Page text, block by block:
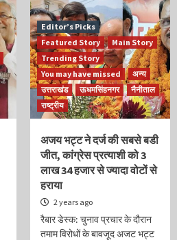
Editor’s Picks
Featured Story
Main Story
Trending Story
You may have missed
अन्य
उत्तराखंड
ऊधमसिंहनगर
नैनीताल
राष्ट्रीय
अजय भट्ट ने दर्ज की सबसे बडी
जीत, कांग्रेस प्रत्याशी को 3
लाख 34 हजार से ज्यादा वोटों से
हराया
2 years ago
रैबार डेस्क: चुनाव प्रचार के दौरान
तमाम विरोधों के बावजूद अजट भट्ट